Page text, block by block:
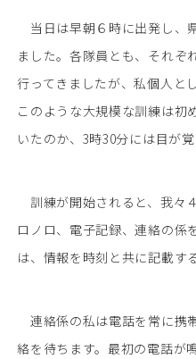
当日は早朝６時に出発し、
ました。各隊員とも、それぞ
行ってきましたが、私個人と
このような大規模な訓練は初
いたのか、3時30分には目が
訓練が開始されると、我々
ロノロ、電子記録、連絡の係
は、情報を時刻と共に記載す
連絡係の私は電話を常に携
絡を待ちます。最初の電話が